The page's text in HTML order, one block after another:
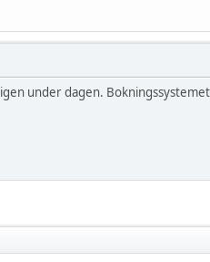
under dagen.